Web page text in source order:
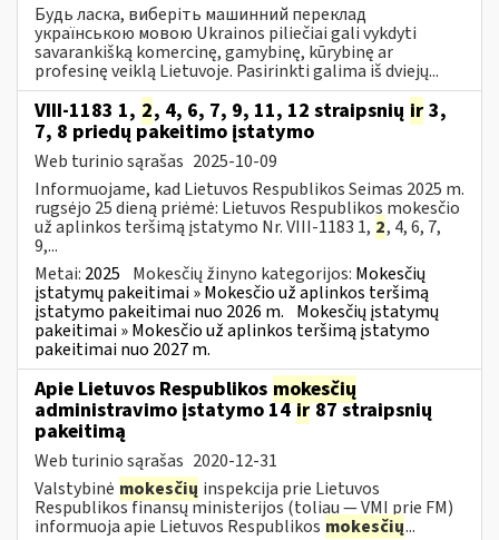
Будь ласка, виберіть машинний переклад
українською мовою Ukrainos piliečiai gali vykdyti
savarankišką komercinę, gamybinę, kūrybinę ar
profesinę veiklą Lietuvoje. Pasirinkti galima iš dviejų...
VIII-1183 1, 2, 4, 6, 7, 9, 11, 12 straipsnių ir 3,
7, 8 priedų pakeitimo įstatymo
Web turinio sąrašas 2025-10-09
Informuojame, kad Lietuvos Respublikos Seimas 2025 m.
rugsėjo 25 dieną priėmė: Lietuvos Respublikos mokesčio
už aplinkos teršimą įstatymo Nr. VIII-1183 1, 2, 4, 6, 7,
9,...
Metai: 2025 Mokesčių žinyno kategorijos: Mokesčių
įstatymų pakeitimai » Mokesčio už aplinkos teršimą
įstatymo pakeitimai nuo 2026 m. Mokesčių įstatymų
pakeitimai » Mokesčio už aplinkos teršimą įstatymo
pakeitimai nuo 2027 m.
Apie Lietuvos Respublikos mokesčių
administravimo įstatymo 14ir87 straipsnių
pakeitimą
Web turinio sąrašas 2020-12-31
Valstybinė mokesčių inspekcija prie Lietuvos
Respublikos finansų ministerijos (toliau — VMI prie FM)
informuoja apie Lietuvos Respublikos mokesčių...